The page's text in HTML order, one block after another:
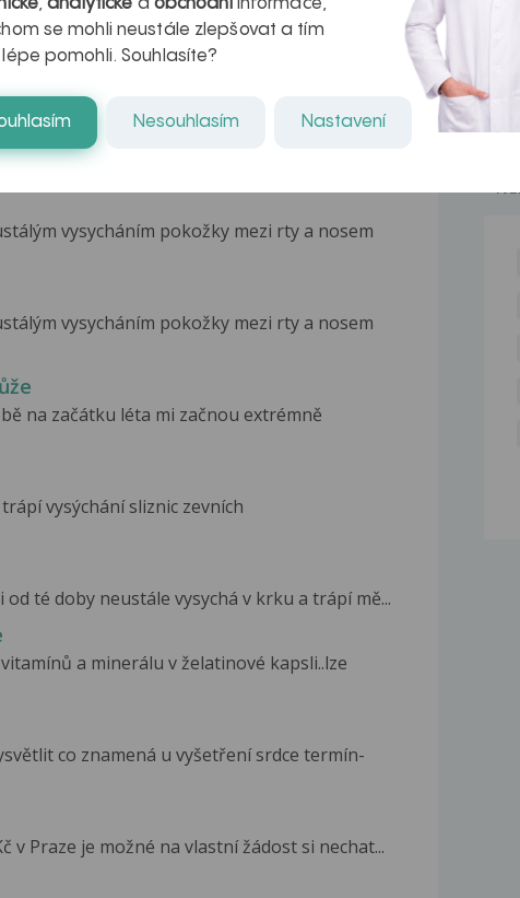
vysycháním pokožky mezi rty a nosem
vysycháním pokožky mezi rty a nosem
na začátku léta mi začnou extrémně
vysýchání sliznic zevních
té doby neustále vysychá v krku a trápí mě...
a minerálu v želatinové kapsli..lze
co znamená u vyšetření srdce termín-
v Praze je možné na vlastní žádost si nechat...
,analytické a obchodníinformace,
se mohli neustále zlepšovat a tím
pomohli. Souhlasíte?
Nesouhlasím Nastavení